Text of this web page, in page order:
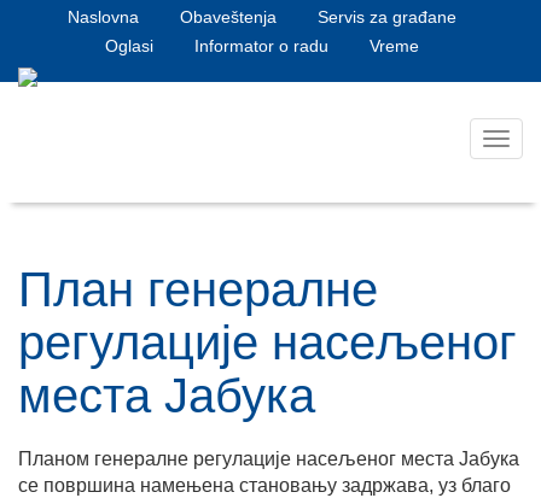
Naslovna Obaveštenja
Servis za građane
Oglasi
Informator o radu Vreme
План генералне
регулације насељеног
места Јабука
Планом генералне регулације насељеног места Јабука
се површина намењена становању задржава, уз благо